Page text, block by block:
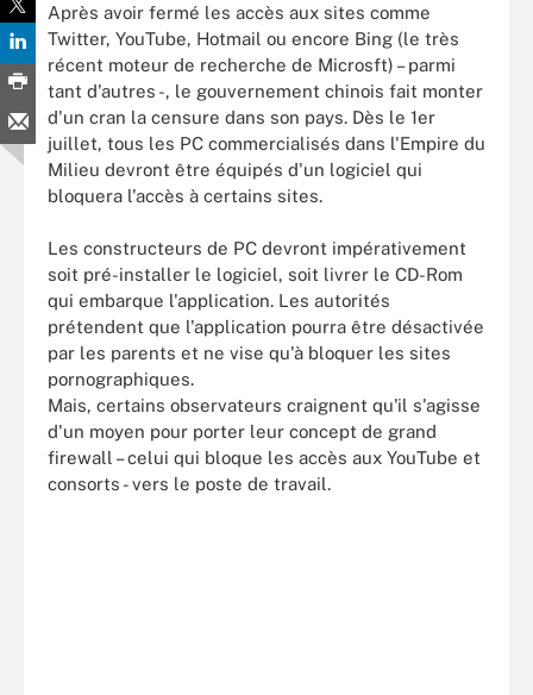
Après avoir fermé les accès aux sites comme
Twitter, YouTube, Hotmail ou encore Bing (le très
récent moteur de recherche de Microsft) – parmi
tant d'autres -, le gouvernement chinois fait monter
d'un cran la censure dans son pays. Dès le 1er
juillet, tous les PC commercialisés dans l'Empire du
Milieu devront être équipés d'un logiciel qui
bloquera l'accès à certains sites.
Les constructeurs de PC devront impérativement
soit pré-installer le logiciel, soit livrer le CD-Rom
qui embarque l'application. Les autorités
prétendent que l'application pourra être désactivée
par les parents et ne vise qu'à bloquer les sites
pornographiques.
Mais, certains observateurs craignent qu'il s'agisse
d'un moyen pour porter leur concept de grand
firewall – celui qui bloque les accès aux YouTube et
consorts - vers le poste de travail.